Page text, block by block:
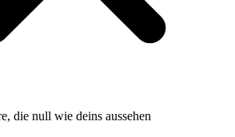
die null wie deins aussehen